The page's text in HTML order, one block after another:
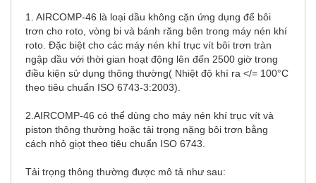
1. AIRCOMP-46 là loại dầu không cặn ứng dụng để bôi
trơn cho roto, vòng bi và bánh răng bên trong máy nén khí
roto. Đặc biệt cho các máy nén khí trục vít bôi trơn tràn
ngập dầu với thời gian hoạt động lên đến 2500 giờ trong
điều kiện sử dụng thông thường( Nhiệt độ khí ra </= 100°C
theo tiêu chuẩn ISO 6743-3:2003).
2.AIRCOMP-46 có thể dùng cho máy nén khí trục vít và
piston thông thường hoặc tải trọng nặng bôi trơn bằng
cách nhỏ giọt theo tiêu chuẩn ISO 6743.
Tải trọng thông thường được mô tả như sau: